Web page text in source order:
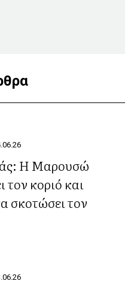
Η Μαρουσώ
κοριό και
σκοτώσει τον